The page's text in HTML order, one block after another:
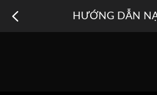
HƯỚNG DẪN